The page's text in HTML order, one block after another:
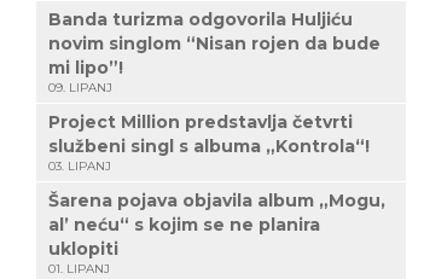
Banda turizma odgovorila Huljiću
novim singlom “Nisan rojen da bude
mi lipo”!
09. LIPANJ
Project Million predstavlja četvrti
službeni singl s albuma „Kontrola“!
03. LIPANJ
Šarena pojava objavila album „Mogu,
al’ neću“ s kojim se ne planira
uklopiti
01. LIPANJ